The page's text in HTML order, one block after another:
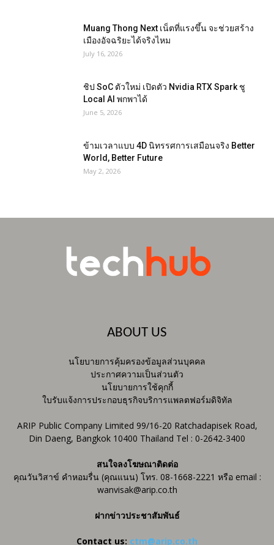
Muang Thong Next เน็ตที่แรงขึ้น จะช่วยสร้าง
เมืองอัจฉริยะได้จริงไหม
July 16, 2026
ชิป SoC ตัวใหม่ เปิดตัว Nvidia RTX Spark ชู
Local AI พกพาได้
June 5, 2026
ข้ามเวลาแบบ 4D นิทรรศการเสมือนจริง Better
World, Better Future
May 2, 2026
ABOUT US
นโยบายการคุ้มครองข้อมูลส่วนบุคคล
ประกาศความเป็นส่วนตัว
นโยบายการใช้คุกกี้
ใบรับแจ้งการประกอบธุรกิจบริการแพลตฟอร์มดิจิทัล
ARIP Public Company Limited 99/16-20 Ratchadapisek Road,
Din Daeng, Bangkok 10400 Thailand Tel : 0-2642-3400
สนใจลงโฆษณาติดต่อ
คุณวันวิสาข์ คำหอมรื่น (คุณแนน) โทร. 08-1668-2221 หรือ email :
wanvisak@arip.co.th
ฝากข่าวประชาสัมพันธ์
Contact us: ctm@arip.co.th